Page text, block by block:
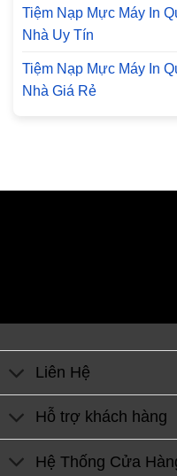
Tiệm Nạp Mực Máy In
Nhà Uy Tín
Tiệm Nạp Mực Máy In
Nhà Giá Rẻ
Liên Hệ
Hỗ trợ khách hàng
Hệ Thống Cửa